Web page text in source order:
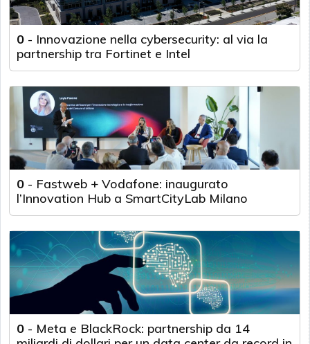
0 - Innovazione nella cybersecurity: al via la
partnership tra Fortinet e Intel
0 - Fastweb + Vodafone: inaugurato
l’Innovation Hub a SmartCityLab Milano
0 - Meta e BlackRock: partnership da 14